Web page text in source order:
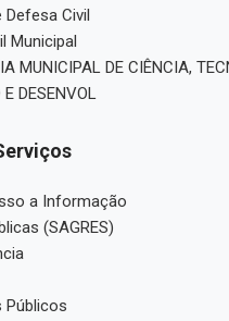
Civil
Municipal
MUNICIPAL DE CIÊNCIA,
DESENVOL
a Informação
(SAGRES)
Públicos